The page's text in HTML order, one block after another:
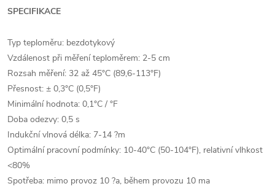
SPECIFIKACE
Typ teploměru: bezdotykový
Vzdálenost při měření teploměrem: 2-5 cm
Rozsah měření: 32 až 45°C (89,6-113°F)
Přesnost: ± 0,3°C (0,5°F)
Minimální hodnota: 0,1°C / °F
Doba odezvy: 0,5 s
Indukční vlnová délka: 7-14 ?m
Optimální pracovní podmínky: 10-40°C (50-104°F), relativní vlhkost
<80%
Spotřeba: mimo provoz 10 ?a, během provozu 10 ma